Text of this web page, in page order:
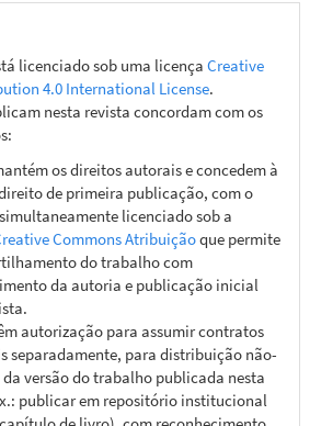
licenciado sob uma licença Creative
4.0 International License.
nesta revista concordam com os
os direitos autorais e concedem à
de primeira publicação, com o
licenciado sob a
Commons Atribuiçãoque permite
do trabalho com
da autoria e publicação inicial
autorização para assumir contratos
separadamente, para distribuição não-
versão do trabalho publicada nesta
publicar em repositório institucional